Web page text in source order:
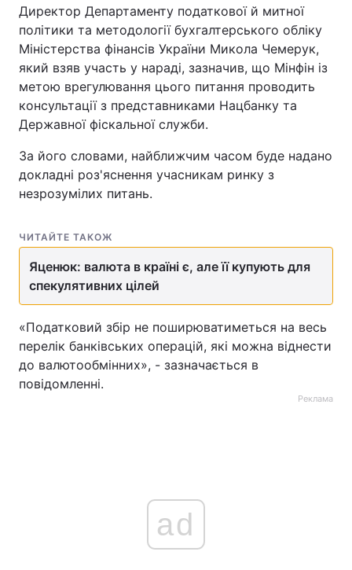
Директор Департаменту податкової й митної
політики та методології бухгалтерського обліку
Міністерства фінансів України Микола Чемерук,
який взяв участь у нараді, зазначив, що Мінфін із
метою врегулювання цього питання проводить
консультації з представниками Нацбанку та
Державної фіскальної служби.
За його словами, найближчим часом буде надано
докладні роз'яснення учасникам ринку з
незрозумілих питань.
ЧИТАЙТЕ ТАКОЖ
Яценюк: валюта в країні є, але її купують для
спекулятивних цілей
«Податковий збір не поширюватиметься на весь
перелік банківських операцій, які можна віднести
до валютообмінних», - зазначається в
повідомленні.
Реклама
ad